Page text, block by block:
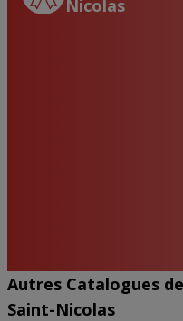
Nicolas
Autres Catalogues
Saint-Nicolas